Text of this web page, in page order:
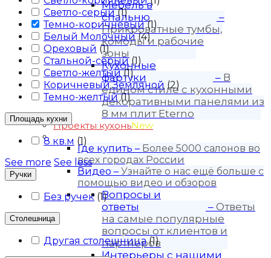
Мебель в
спальню
–
Прикроватные тумбы,
комоды и рабочие
зоны
Кухонные
фартуки
– В
едином стиле с кухонными
декоративными панелями из
8 мм плит Eterno
Проекты кухоньNew
Покупателю
Где купить – Более 5000 салонов во
всех городах России
Видео – Узнайте о нас ещё больше с
помощью видео и обзоров
Вопросы и
ответы
– Ответы
на самые популярные
вопросы от клиентов и
партнеров
Интерьеры с нашими
Светло-серый (1)
Темно-коричневый (1)
Белый Молочный (4)
Ореховый (1)
Стальной-серый (1)
Светло-желтый (1)
Коричневый Земляной (2)
Темно-желтый (1)
Площадь кухни
8 кв.м (1)
See more See less
Ручки
Без ручек (1)
Столешница
Другая столешница (1)